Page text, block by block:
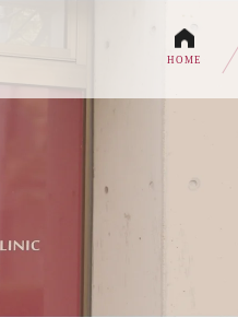
HOME